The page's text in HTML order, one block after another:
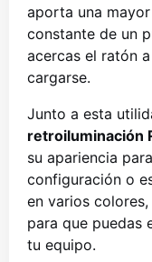
aporta una
constante de un
acercas el ratón
cargarse.
Junto a esta
retroiluminación
su apariencia
configuración o
en varios
para que puedas
tu equipo.